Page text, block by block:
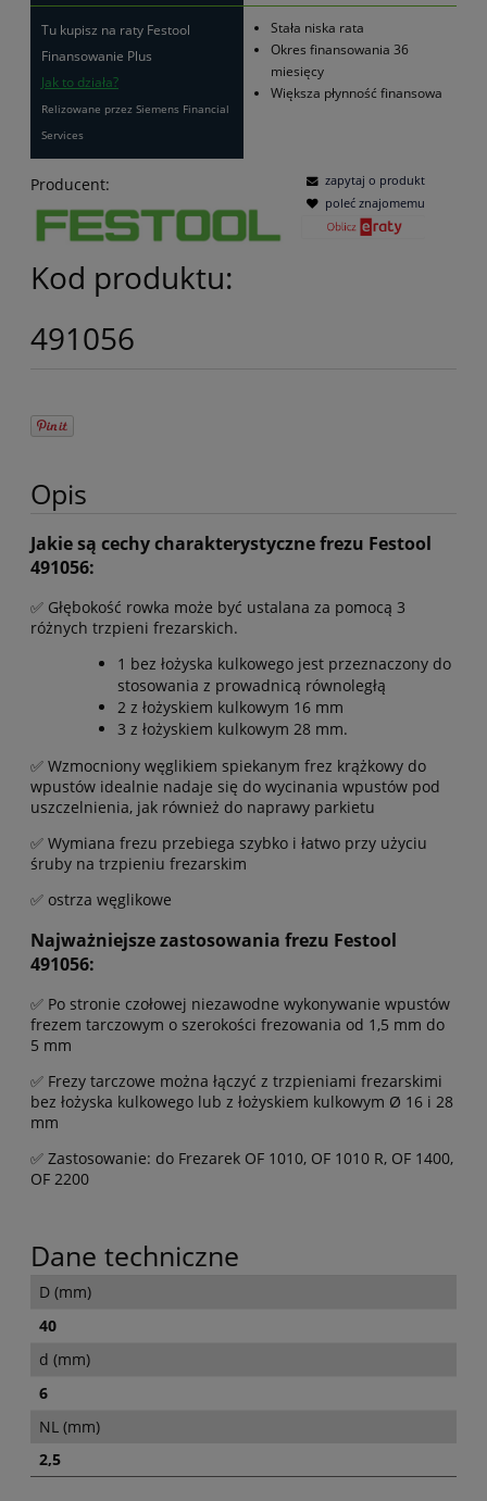
Tu kupisz na raty Festool
Finansowanie Plus
Jak to działa?
Relizowane przez Siemens Financial
Services
Stała niska rata
Okres finansowania 36
miesięcy
Większa płynność finansowa
Producent:
Kod produktu:
491056
zapytaj o produkt
poleć znajomemu
Opis
Jakie są cechy charakterystyczne frezu Festool
491056:
✅ Głębokość rowka może być ustalana za pomocą 3
różnych trzpieni frezarskich.
1 bez łożyska kulkowego jest przeznaczony do
stosowania z prowadnicą równoległą
2 z łożyskiem kulkowym 16 mm
3 z łożyskiem kulkowym 28 mm.
✅ Wzmocniony węglikiem spiekanym frez krążkowy do
wpustów idealnie nadaje się do wycinania wpustów pod
uszczelnienia, jak również do naprawy parkietu
✅ Wymiana frezu przebiega szybko i łatwo przy użyciu
śruby na trzpieniu frezarskim
✅ ostrza węglikowe
Najważniejsze zastosowania frezu Festool
491056:
✅ Po stronie czołowej niezawodne wykonywanie wpustów
frezem tarczowym o szerokości frezowania od 1,5 mm do
5 mm
✅ Frezy tarczowe można łączyć z trzpieniami frezarskimi
bez łożyska kulkowego lub z łożyskiem kulkowym Ø 16 i 28
mm
✅ Zastosowanie: do Frezarek OF 1010, OF 1010 R, OF 1400,
OF 2200
Dane techniczne
D (mm)
40
d (mm)
6
NL (mm)
2,5